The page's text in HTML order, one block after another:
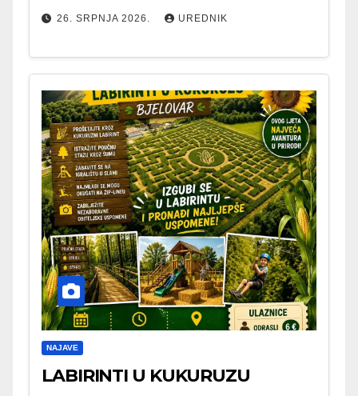
26. SRPNJA 2026. UREDNIK
NAJAVE
LABIRINTI U KUKURUZU